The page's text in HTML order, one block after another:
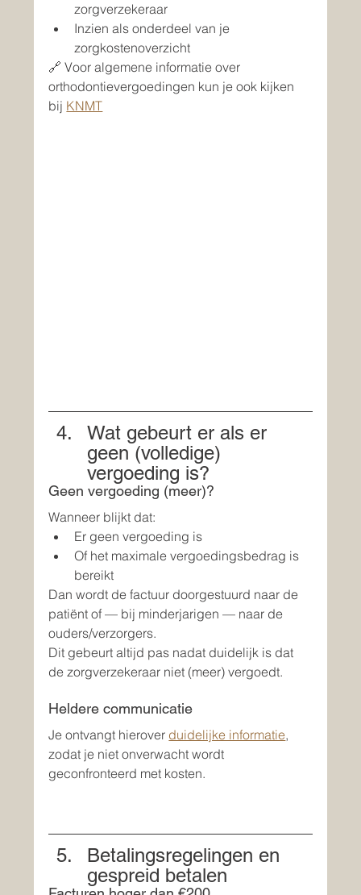
zorgverzekeraar
Inzien als onderdeel van je
zorgkostenoverzicht
🔗 Voor algemene informatie over
orthodontievergoedingen kun je ook kijken
bij KNMT
Wat gebeurt er als er
geen (volledige)
vergoeding is?
Geen vergoeding (meer)?
Wanneer blijkt dat:
Er geen vergoeding is
Of het maximale vergoedingsbedrag is
bereikt
Dan wordt de factuur doorgestuurd naar de
patiënt of — bij minderjarigen — naar de
ouders/verzorgers.
Dit gebeurt altijd pas nadat duidelijk is dat
de zorgverzekeraar niet (meer) vergoedt.
Heldere communicatie
Je ontvangt hierover duidelijke informatie,
zodat je niet onverwacht wordt
geconfronteerd met kosten.
Betalingsregelingen en
gespreid betalen